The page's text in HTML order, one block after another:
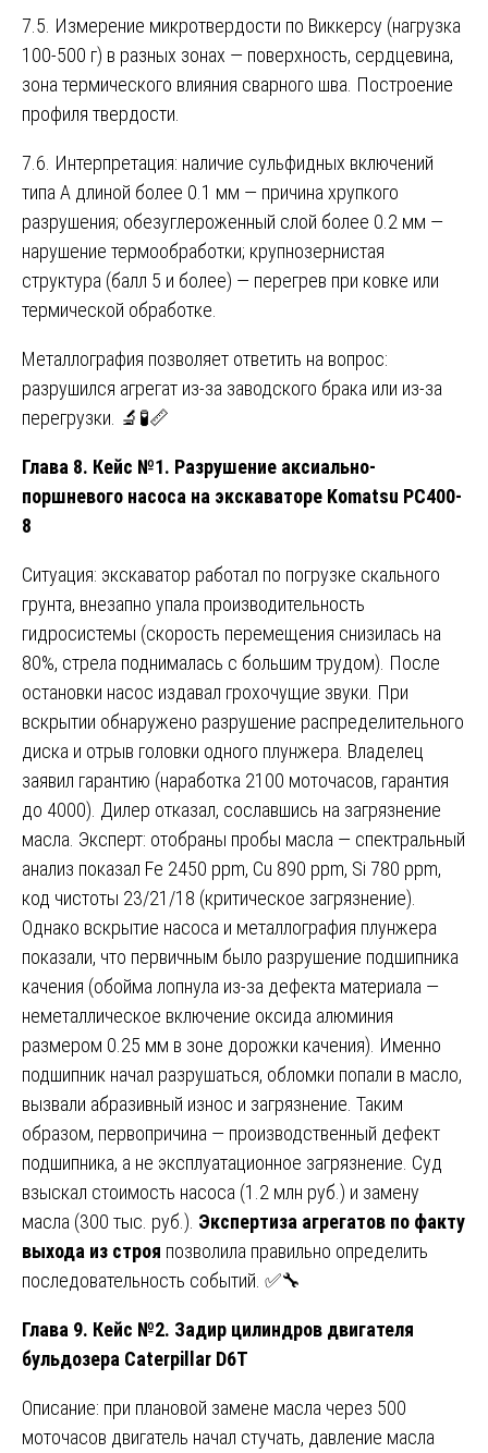
7.5. Измерение микротвердости по Виккерсу (нагрузка
100-500 г) в разных зонах — поверхность, сердцевина,
зона термического влияния сварного шва. Построение
профиля твердости.
7.6. Интерпретация: наличие сульфидных включений
типа А длиной более 0.1 мм — причина хрупкого
разрушения; обезуглероженный слой более 0.2 мм —
нарушение термообработки; крупнозернистая
структура (балл 5 и более) — перегрев при ковке или
термической обработке.
Металлография позволяет ответить на вопрос:
разрушился агрегат из-за заводского брака или из-за
перегрузки. 🔬🧪📏
Глава 8. Кейс №1. Разрушение аксиально-
поршневого насоса на экскаваторе Komatsu PC400-
8
Ситуация: экскаватор работал по погрузке скального
грунта, внезапно упала производительность
гидросистемы (скорость перемещения снизилась на
80%, стрела поднималась с большим трудом). После
остановки насос издавал грохочущие звуки. При
вскрытии обнаружено разрушение распределительного
диска и отрыв головки одного плунжера. Владелец
заявил гарантию (наработка 2100 моточасов, гарантия
до 4000). Дилер отказал, сославшись на загрязнение
масла. Эксперт: отобраны пробы масла — спектральный
анализ показал Fe 2450 ppm, Cu 890 ppm, Si 780 ppm,
код чистоты 23/21/18 (критическое загрязнение).
Однако вскрытие насоса и металлография плунжера
показали, что первичным было разрушение подшипника
качения (обойма лопнула из-за дефекта материала —
неметаллическое включение оксида алюминия
размером 0.25 мм в зоне дорожки качения). Именно
подшипник начал разрушаться, обломки попали в масло,
вызвали абразивный износ и загрязнение. Таким
образом, первопричина — производственный дефект
подшипника, а не эксплуатационное загрязнение. Суд
взыскал стоимость насоса (1.2 млн руб.) и замену
масла (300 тыс. руб.). Экспертиза агрегатов по факту
выхода из строя позволила правильно определить
последовательность событий. ✅🔧
Глава 9. Кейс №2. Задир цилиндров двигателя
бульдозера Caterpillar D6T
Описание: при плановой замене масла через 500
моточасов двигатель начал стучать, давление масла